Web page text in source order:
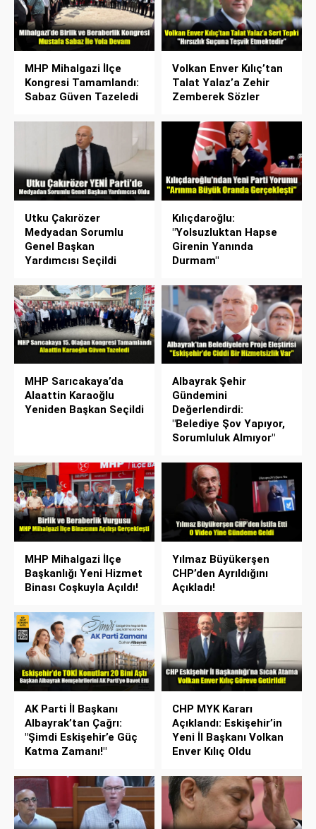
MHP Mihalgazi İlçe
Kongresi Tamamlandı:
Sabaz Güven Tazeledi
Volkan Enver Kılıç’tan
Talat Yalaz’a Zehir
Zemberek Sözler
Utku Çakırözer
Medyadan Sorumlu
Genel Başkan
Yardımcısı Seçildi
Kılıçdaroğlu:
"Yolsuzluktan Hapse
Girenin Yanında
Durmam"
MHP Sarıcakaya’da
Alaattin Karaoğlu
Yeniden Başkan Seçildi
Albayrak Şehir
Gündemini
Değerlendirdi:
"Belediye Şov Yapıyor,
Sorumluluk Almıyor"
MHP Mihalgazi İlçe
Başkanlığı Yeni Hizmet
Binası Coşkuyla Açıldı!
Yılmaz Büyükerşen
CHP’den Ayrıldığını
Açıkladı!
AK Parti İl Başkanı
Albayrak’tan Çağrı:
"Şimdi Eskişehir’e Güç
Katma Zamanı!"
CHP MYK Kararı
Açıklandı: Eskişehir’in
Yeni İl Başkanı Volkan
Enver Kılıç Oldu